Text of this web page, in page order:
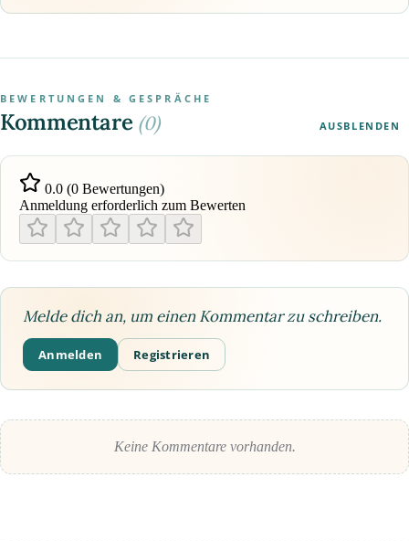
BEWERTUNGEN & GESPRÄCHE
Kommentare (0) AUSBLENDEN
0.0 (0 Bewertungen)
Anmeldung erforderlich zum Bewerten
Melde dich an, um einen Kommentar zu schreiben.
Anmelden Registrieren
Keine Kommentare vorhanden.